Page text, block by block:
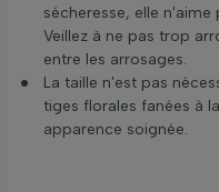
sécheresse, elle
Veillez à ne pas trop
entre les arrosages.
La taille n'est pas
tiges florales fanées à
apparence soignée.